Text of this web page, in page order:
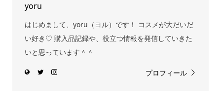
yoru
はじめまして、yoru（ヨル）です！ コスメが大だいだ
い好き♡ 購入品記録や、役立つ情報を発信していきた
いと思っています＾＾
プロフィール